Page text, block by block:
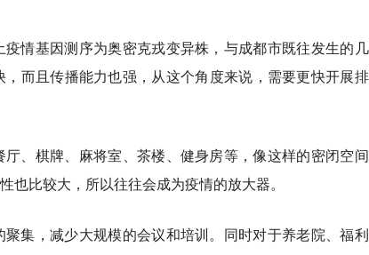
情基因测序为奥密克戎变异株，与成都市既往发生的
而且传播能力也强，从这个角度来说，需要更快开展
、棋牌、麻将室、茶楼、健身房等，像这样的密闭空间
也比较大，所以往往会成为疫情的放大器。
集，减少大规模的会议和培训。同时对于养老院、福